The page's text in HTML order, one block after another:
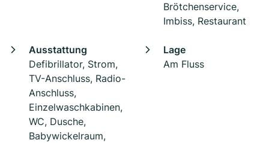
Brötchenservice,
Imbiss, Restaurant
Ausstattung
Defibrillator, Strom,
TV-Anschluss, Radio-
Anschluss,
Einzelwaschkabinen,
WC, Dusche,
Babywickelraum,
Lage
Am Fluss